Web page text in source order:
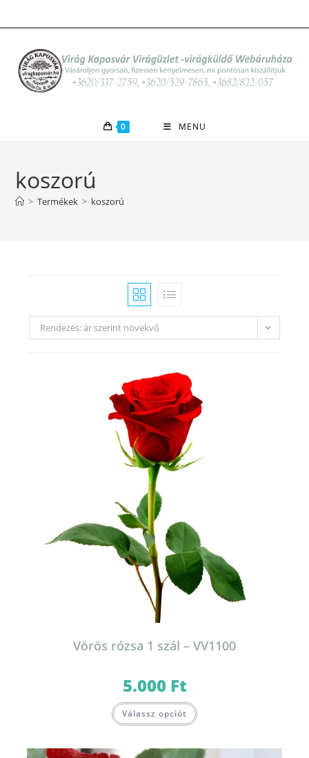
to
0 MENU
koszorú
> Termékek > koszorú
Rendezés: ár szerint növekvő
Vörös rózsa 1 szál – VV1100
5.000 Ft
Válassz opciót